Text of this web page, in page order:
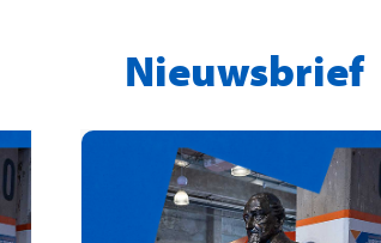
Nieuwsbrief